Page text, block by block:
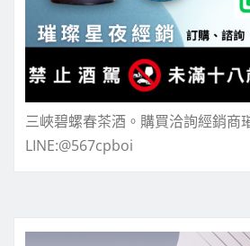
三峽碧螺春茶酒。購買洽詢經銷商
LINE:@567cpboi